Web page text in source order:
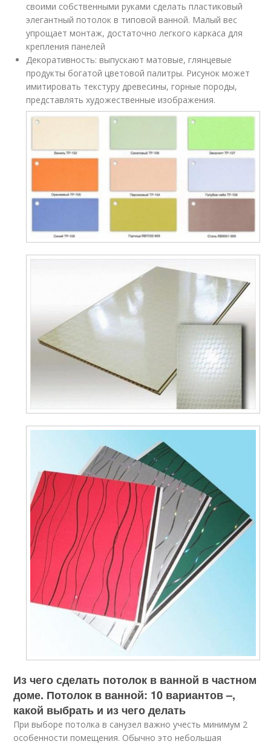
своими собственными руками сделать пластиковый
элегантный потолок в типовой ванной. Малый вес
упрощает монтаж, достаточно легкого каркаса для
крепления панелей
Декоративность: выпускают матовые, глянцевые
продукты богатой цветовой палитры. Рисунок может
имитировать текстуру древесины, горные породы,
представлять художественные изображения.
Из чего сделать потолок в ванной в частном
доме. Потолок в ванной: 10 вариантов –,
какой выбрать и из чего делать
При выборе потолка в санузел важно учесть минимум 2
особенности помещения. Обычно это небольшая